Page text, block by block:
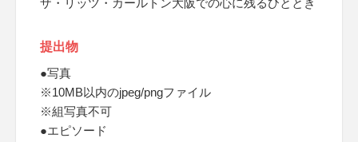
ザ・リッツ・カールトン大阪での心に残るひととき
提出物
●写真
※10MB以内のjpeg/pngファイル
※組写真不可
●エピソード